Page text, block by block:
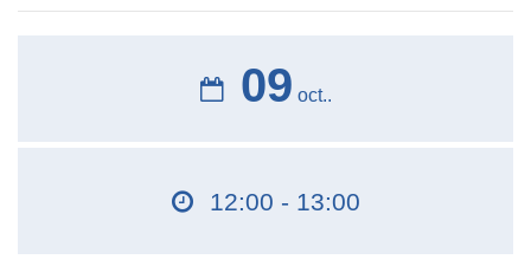
09 oct..
12:00 - 13:00